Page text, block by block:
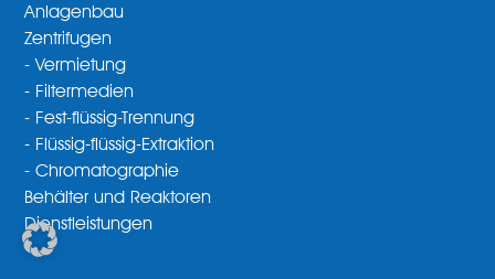
Anlagenbau
Zentrifugen
- Vermietung
- Filtermedien
- Fest-flüssig-Trennung
- Flüssig-flüssig-Extraktion
- Chromatographie
Behälter und Reaktoren
Dienstleistungen